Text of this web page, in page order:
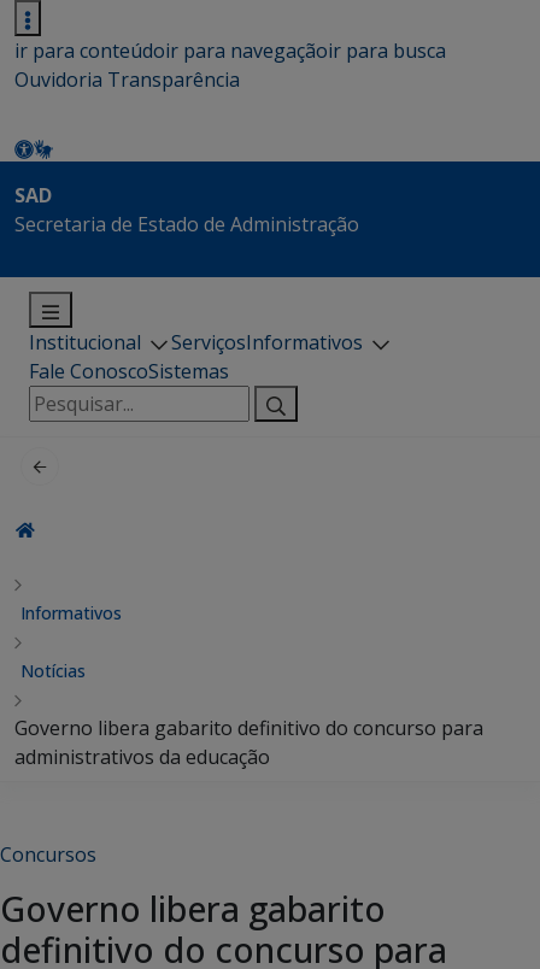
ir para conteúdoir para navegaçãoir para busca
Ouvidoria Transparência
SAD
Secretaria de Estado de Administração
Institucional ServiçosInformativos
Fale ConoscoSistemas
Pesquisar
por:
Informativos
Notícias
Governo libera gabarito definitivo do concurso para
administrativos da educação
Concursos
Governo libera gabarito
definitivo do concurso para